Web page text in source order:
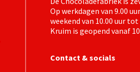
Op werkdagen van 9.00
weekend van 10.00 uur tot
Kruim is geopend vanaf
Contact & socials